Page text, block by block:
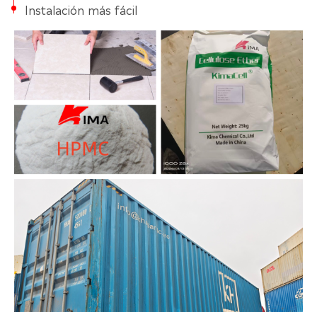
Instalación más fácil